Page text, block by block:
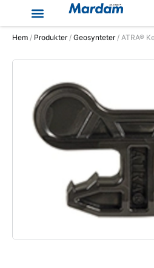
Hem / Produkter/ Geosynteter/ ATRA®